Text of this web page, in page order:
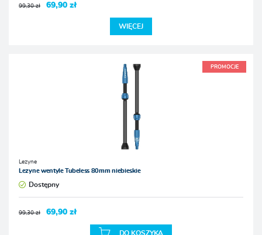
99,30 zł 69,90 zł
WIĘCEJ
PROMOCJE
Lezyne
Lezyne wentyle Tubeless 80mm niebieskie
Dostępny
99,30 zł 69,90 zł
DO KOSZYKA